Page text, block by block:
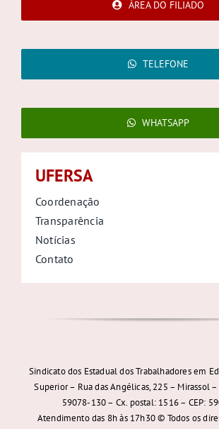
ÁREA DO FILIADO
TELEFONE
WHATSAPP
UFERSA
Coordenação
Transparência
Notícias
Contato
Sindicato dos Estadual dos Trabalhadores em
Superior – Rua das Angélicas, 225 – Mirassol –
59078-130 – Cx. postal: 1516 – CEP:
Atendimento das 8h às 17h30 © Todos os